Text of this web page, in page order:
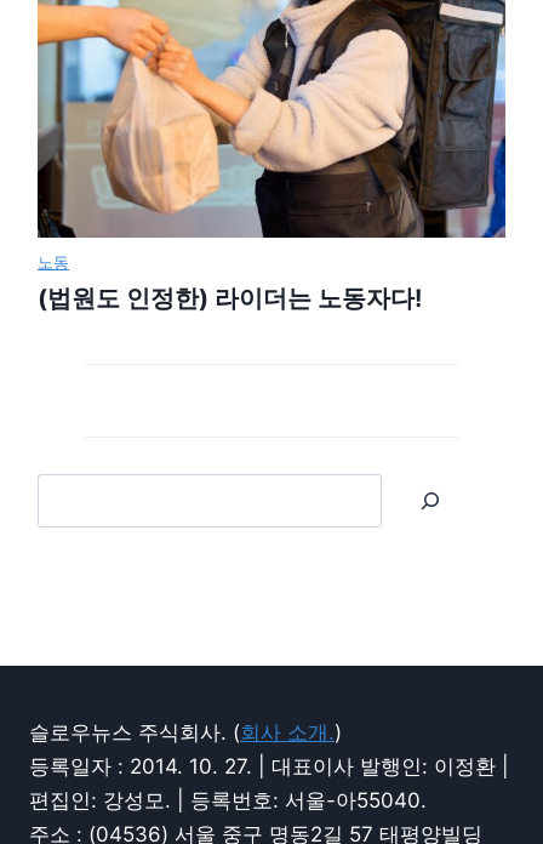
노동
(법원도 인정한) 라이더는 노동자다!
슬로우뉴스 주식회사. (회사 소개.)
등록일자 : 2014. 10. 27. | 대표이사 발행인: 이정환 |
편집인: 강성모. | 등록번호: 서울-아55040.
주소 : (04536) 서울 중구 명동2길 57 태평양빌딩